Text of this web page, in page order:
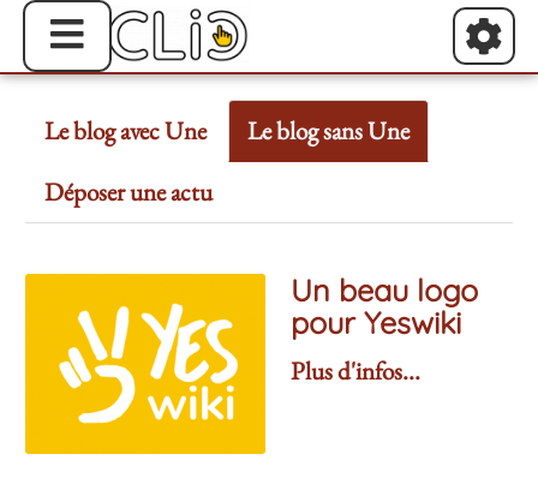
Le blog avec Une
Le blog sans Une
Déposer une actu
Un beau logo
pour Yeswiki
Plus d'infos...